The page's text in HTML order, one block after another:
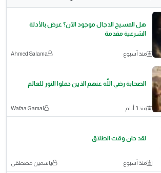
هل المسيح الدجال موجود الآن؟ عرض بالأدلة
الشرعية مقدمة
منذ أسبوع Ahmed Salama
الصحابة رضي اللَّه عنهم الذين حملوا النور للعالم
منذ 3 أيام Wafaa Gamal
لقد حان وقت الطلاق
منذ أسبوع ياسمين مصطفى